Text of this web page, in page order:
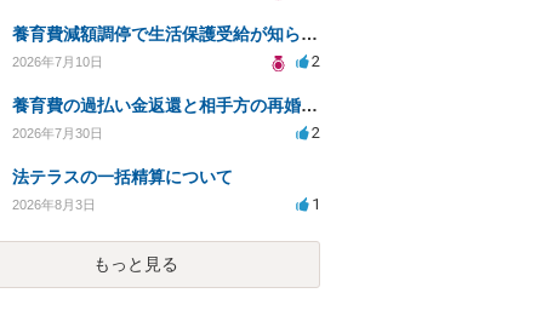
養育費減額調停で生活保護受給が知られるリスクは？
2026年7月10日 2
養育費の過払い金返還と相手方の再婚に関する相談
2026年7月30日 2
法テラスの一括精算について
2026年8月3日 1
もっと見る